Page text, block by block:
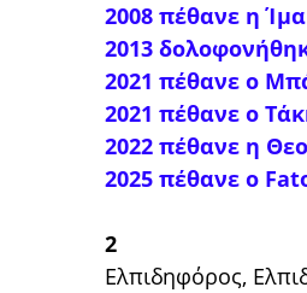
2008 πέθανε η
2013
2021 πέθανε ο
2021 πέθανε ο
2022 πέθανε η
2025 πέθανε ο
2
Ελπιδηφόρος,